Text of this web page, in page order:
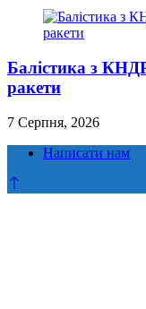
Балістика з
ракети
7 Серпня, 2026
Написати нам
Прокрутка
до